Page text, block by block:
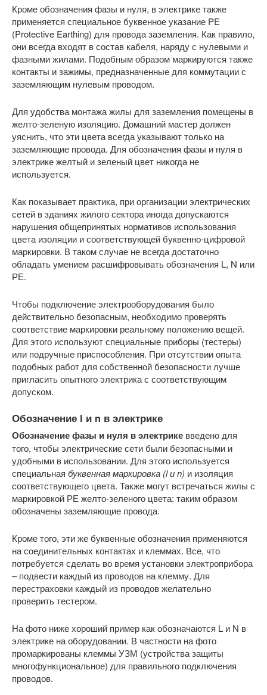
Кроме обозначения фазы и нуля, в электрике также
применяется специальное буквенное указание PE
(Protective Earthing) для провода заземления. Как правило,
они всегда входят в состав кабеля, наряду с нулевыми и
фазными жилами. Подобным образом маркируются также
контакты и зажимы, предназначенные для коммутации с
заземляющим нулевым проводом.
Для удобства монтажа жилы для заземления помещены в
желто-зеленую изоляцию. Домашний мастер должен
уяснить, что эти цвета всегда указывают только на
заземляющие провода. Для обозначения фазы и нуля в
электрике желтый и зеленый цвет никогда не
используется.
Как показывает практика, при организации электрических
сетей в зданиях жилого сектора иногда допускаются
нарушения общепринятых нормативов использования
цвета изоляции и соответствующей буквенно-цифровой
маркировки. В таком случае не всегда достаточно
обладать умением расшифровывать обозначения L, N или
РЕ.
Чтобы подключение электрооборудования было
действительно безопасным, необходимо проверять
соответствие маркировки реальному положению вещей.
Для этого используют специальные приборы (тестеры)
или подручные приспособления. При отсутствии опыта
подобных работ для собственной безопасности лучше
пригласить опытного электрика с соответствующим
допуском.
Обозначение l и n в электрике
Обозначение фазы и нуля в электрике введено для
того, чтобы электрические сети были безопасными и
удобными в использовании. Для этого используется
специальная буквенная маркировка (l и n) и изоляция
соответствующего цвета. Также могут встречаться жилы с
маркировкой РЕ желто-зеленого цвета: таким образом
обозначены заземляющие провода.
Кроме того, эти же буквенные обозначения применяются
на соединительных контактах и клеммах. Все, что
потребуется сделать во время установки электроприбора
– подвести каждый из проводов на клемму. Для
перестраховки каждый из проводов желательно
проверить тестером.
На фото ниже хороший пример как обозначаются L и N в
электрике на оборудовании. В частности на фото
промаркированы клеммы УЗМ (устройства защиты
многофункциональное) для правильного подключения
проводов.